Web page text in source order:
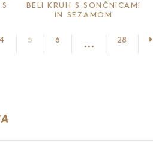
BELI KRUH S SONČNICAMI
IN SEZAMOM
4 5 6 ... 28